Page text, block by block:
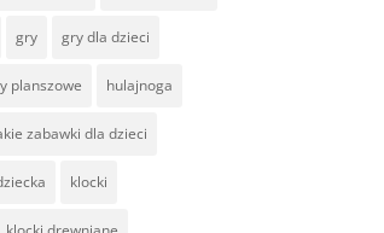
gry gry dla dzieci
planszowe hulajnoga
zabawki dla dzieci
klocki